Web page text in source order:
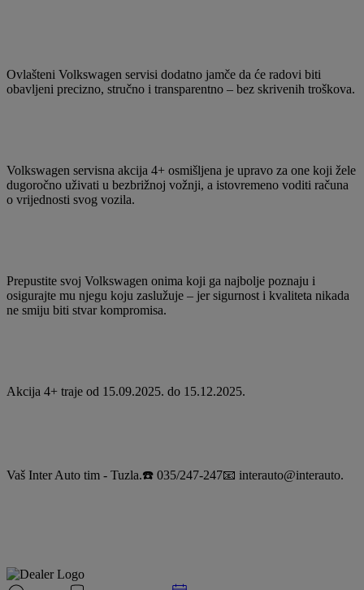
Ovlašteni Volkswagen servisi dodatno jamče da će radovi biti
obavljeni precizno, stručno i transparentno – bez skrivenih troškova.
Volkswagen servisna akcija 4+ osmišljena je upravo za one koji žele
dugoročno uživati u bezbrižnoj vožnji, a istovremeno voditi računa
o vrijednosti svog vozila.
Prepustite svoj Volkswagen onima koji ga najbolje poznaju i
osigurajte mu njegu koju zaslužuje – jer sigurnost i kvaliteta nikada
ne smiju biti stvar kompromisa.
Akcija 4+ traje od 15.09.2025. do 15.12.2025.
Vaš Inter Auto tim - Tuzla.☎️ 035/247-247📧 interauto@interauto.